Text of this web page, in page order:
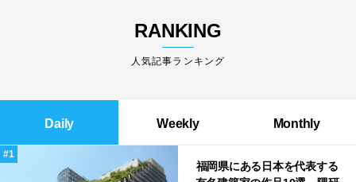
RANKING
人気記事ランキング
Daily Weekly Monthly
福岡県にある日本を代表する